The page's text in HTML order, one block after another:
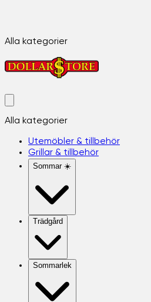
Alla kategorier
Alla kategorier
Utemöbler & tillbehör
Grillar & tillbehör
Sommar ☀️
Trädgård
Sommarlek